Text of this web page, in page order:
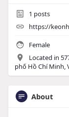
1 posts
https://
Female
Located in
phố Hồ Chí Minh,
About